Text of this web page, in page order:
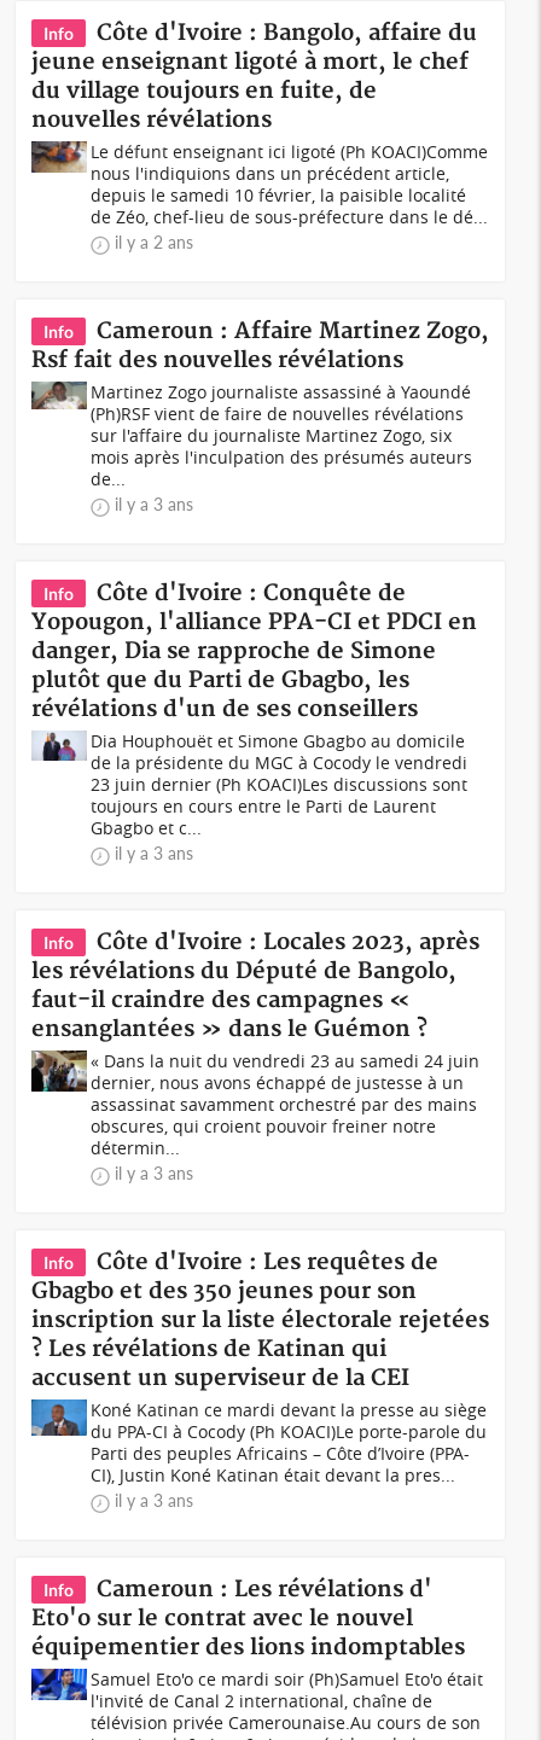
Info
Côte d'Ivoire : Bangolo, affaire du
jeune enseignant ligoté à mort, le chef
du village toujours en fuite, de
nouvelles révélations
Le défunt enseignant ici ligoté (Ph KOACI)Comme
nous l'indiquions dans un précédent article,
depuis le samedi 10 février, la paisible localité
de Zéo, chef-lieu de sous-préfecture dans le dé...
il y a 2 ans
Info
Cameroun : Affaire Martinez Zogo,
Rsf fait des nouvelles révélations
Martinez Zogo journaliste assassiné à Yaoundé
(Ph)RSF vient de faire de nouvelles révélations
sur l'affaire du journaliste Martinez Zogo, six
mois après l'inculpation des présumés auteurs
de...
il y a 3 ans
Info
Côte d'Ivoire : Conquête de
Yopougon, l'alliance PPA-CI et PDCI en
danger, Dia se rapproche de Simone
plutôt que du Parti de Gbagbo, les
révélations d'un de ses conseillers
Dia Houphouët et Simone Gbagbo au domicile
de la présidente du MGC à Cocody le vendredi
23 juin dernier (Ph KOACI)Les discussions sont
toujours en cours entre le Parti de Laurent
Gbagbo et c...
il y a 3 ans
Info
Côte d'Ivoire : Locales 2023, après
les révélations du Député de Bangolo,
faut-il craindre des campagnes «
ensanglantées » dans le Guémon ?
« Dans la nuit du vendredi 23 au samedi 24 juin
dernier, nous avons échappé de justesse à un
assassinat savamment orchestré par des mains
obscures, qui croient pouvoir freiner notre
détermin...
il y a 3 ans
Info
Côte d'Ivoire : Les requêtes de
Gbagbo et des 350 jeunes pour son
inscription sur la liste électorale rejetées
? Les révélations de Katinan qui
accusent un superviseur de la CEI
Koné Katinan ce mardi devant la presse au siège
du PPA-CI à Cocody (Ph KOACI)Le porte-parole du
Parti des peuples Africains – Côte d’Ivoire (PPA-
CI), Justin Koné Katinan était devant la pres...
il y a 3 ans
Info
Cameroun : Les révélations d'
Eto'o sur le contrat avec le nouvel
équipementier des lions indomptables
Samuel Eto'o ce mardi soir (Ph)Samuel Eto'o était
l'invité de Canal 2 international, chaîne de
télévision privée Camerounaise.Au cours de son